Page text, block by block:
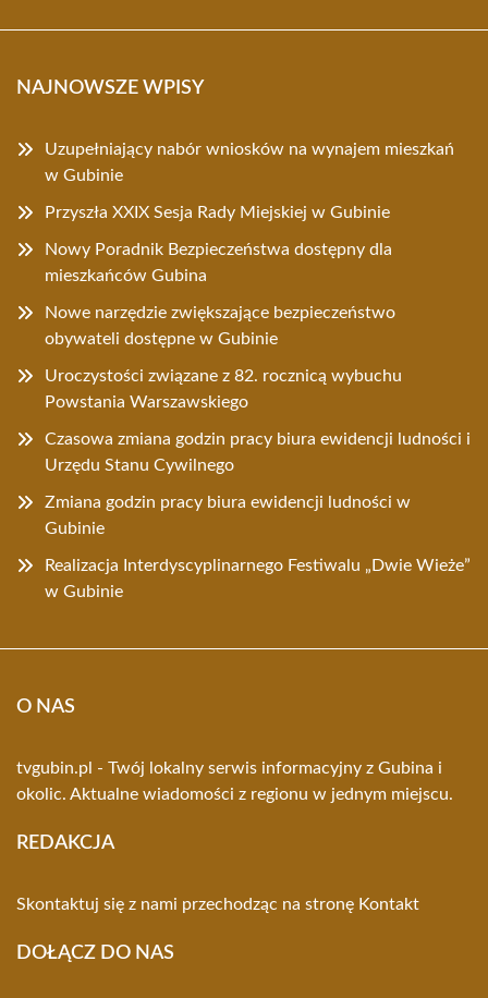
NAJNOWSZE WPISY
Uzupełniający nabór wniosków na wynajem mieszkań
w Gubinie
Przyszła XXIX Sesja Rady Miejskiej w Gubinie
Nowy Poradnik Bezpieczeństwa dostępny dla
mieszkańców Gubina
Nowe narzędzie zwiększające bezpieczeństwo
obywateli dostępne w Gubinie
Uroczystości związane z 82. rocznicą wybuchu
Powstania Warszawskiego
Czasowa zmiana godzin pracy biura ewidencji ludności i
Urzędu Stanu Cywilnego
Zmiana godzin pracy biura ewidencji ludności w
Gubinie
Realizacja Interdyscyplinarnego Festiwalu „Dwie Wieże”
w Gubinie
O NAS
tvgubin.pl - Twój lokalny serwis informacyjny z Gubina i
okolic. Aktualne wiadomości z regionu w jednym miejscu.
REDAKCJA
Skontaktuj się z nami przechodząc na stronę Kontakt
DOŁĄCZ DO NAS